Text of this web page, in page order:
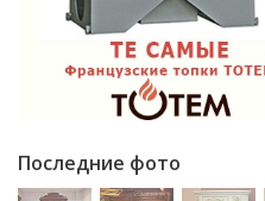
Последние фото